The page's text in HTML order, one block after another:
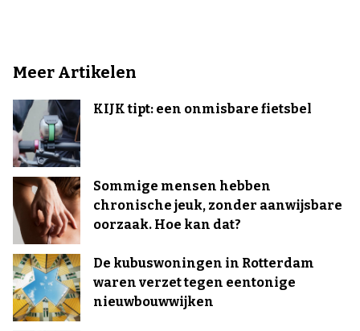
Meer Artikelen
KIJK tipt: een onmisbare fietsbel
Sommige mensen hebben
chronische jeuk, zonder aanwijsbare
oorzaak. Hoe kan dat?
De kubuswoningen in Rotterdam
waren verzet tegen eentonige
nieuwbouwwijken